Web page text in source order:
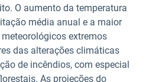
O aumento da temperatura
média anual e a maior
extremos
das alterações climáticas
de incêndios, com especial
As projeções do